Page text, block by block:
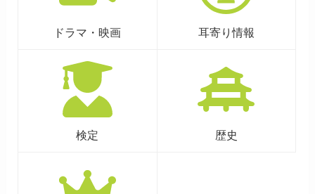
ドラマ・映画 耳寄り情報
検定 歴史